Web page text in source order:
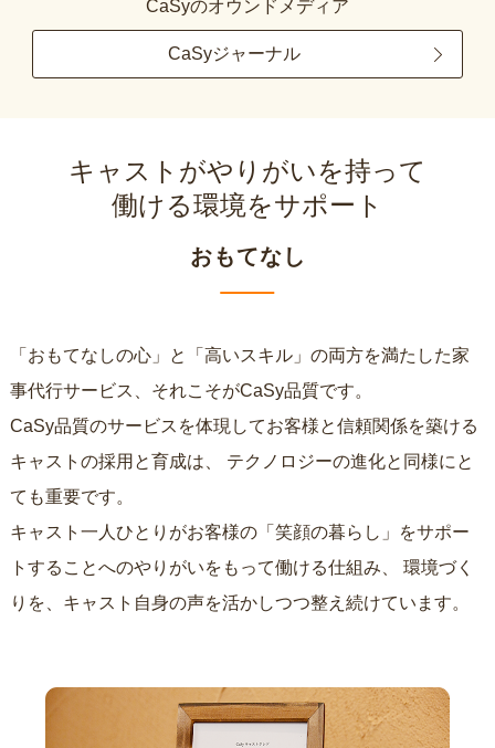
CaSyのオウンドメディア
CaSyジャーナル
キャストがやりがいを持って
働ける環境をサポート
おもてなし
「おもてなしの心」と「高いスキル」の両方を満たした家
事代行サービス、それこそがCaSy品質です。
CaSy品質のサービスを体現してお客様と信頼関係を築ける
キャストの採用と育成は、
ても重要です。
キャスト一人ひとりがお客様の「笑顔の暮らし」をサポー
トすることへのやりがいをもって働ける仕組み、
りを、キャスト自身の声を活かしつつ整え続けています。